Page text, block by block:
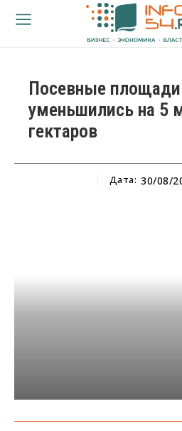
Посевные
уменьшились на 5
гектаров
Дата: 30/08/